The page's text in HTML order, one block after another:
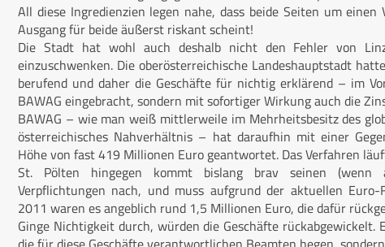
All diese Ingredienzien legen nahe, dass beide Seiten um
Ausgang für beide äußerst riskant scheint!
Die Stadt hat wohl auch deshalb nicht den Fehler von
einzuschwenken. Die oberösterreichische Landeshauptstadt
berufend und daher die Geschäfte für nichtig erklärend – im
BAWAG eingebracht, sondern mit sofortiger Wirkung auch die
BAWAG – wie man weiß mittlerweile im Mehrheitsbesitz des
österreichisches Nahverhältnis – hat daraufhin mit einer
Höhe von fast 419 Millionen Euro geantwortet. Das Verfahren
St. Pölten hingegen kommt bislang brav seinen (wenn
Verpflichtungen nach, und muss aufgrund der aktuellen
2011 waren es angeblich rund 1,5 Millionen Euro, die dafür
Ginge Nichtigkeit durch, würden die Geschäfte